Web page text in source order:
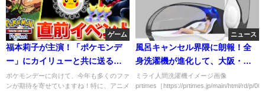
ゲーム
福本莉子が主演！「ポケモンデ
ー」にカイリューと共に送る新
たな物語
ポケモンデーに向けて、今年も多くのファ
ンが期待を寄せていますね！特に、アニメ
ニュース
風呂キャンセル界隈に朗報！全
身洗濯機が進化して、大阪・関
西万博に出展予定
ミライ人間洗濯機イメージ画像
prtimes［https://prtimes.jp/main/html/rd/p/